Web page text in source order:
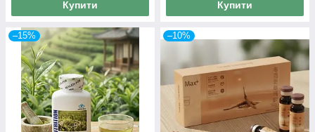
Купити Купити
–15% –10%